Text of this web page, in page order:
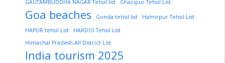
GAUTAMBUDDHA NAGAR Tehsil list
Ghazipur Tehsil List
Goa beaches Gonda tehsil list
Hamirpur Tehsil List
HAPUR tehsil List
HARDOI Tehsil List
Himachal Pradesh All District List
India tourism 2025